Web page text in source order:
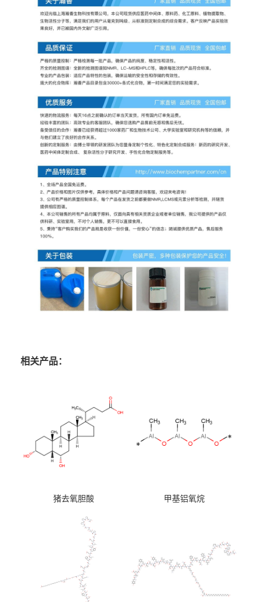
相关产品：
猪去氧胆酸 甲基铝氧烷